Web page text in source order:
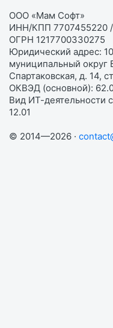
ООО «Мам Софт»
ИНН/КПП 7707455220 /
ОГРН 1217700330275
Юридический адрес:
муниципальный округ
Спартаковская, д. 14,
ОКВЭД (основной):
Вид ИТ-деятельности
12.01
© 2014—2026 ·